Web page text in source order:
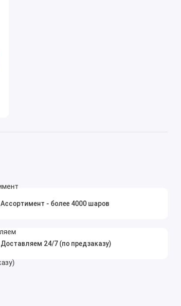
Ассортимент - более 4000 шаров
Доставляем 24/7 (по предзаказу)